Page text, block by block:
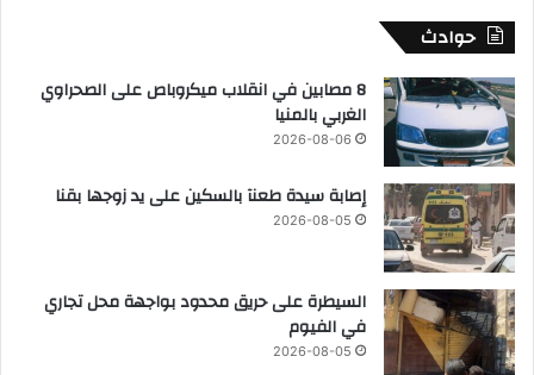
حوادث
8 مصابين في انقلاب ميكروباص على الصحراوي
الغربي بالمنيا
2026-08-06
إصابة سيدة طعنآ بالسكين على يد زوجها بقنا
2026-08-05
السيطرة على حريق محدود بواجهة محل تجاري
في الفيوم
2026-08-05